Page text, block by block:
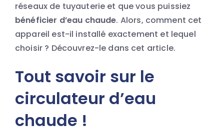
réseaux de tuyauterie et que vous puissiez
bénéficier d’eau chaude. Alors, comment cet
appareil est-il installé exactement et lequel
choisir ? Découvrez-le dans cet article.
Tout savoir sur le
circulateur d’eau
chaude !